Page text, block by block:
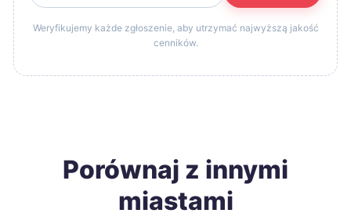
Weryfikujemy każde zgłoszenie, aby utrzymać najwyższą jakość
cenników.
Porównaj z innymi
miastami